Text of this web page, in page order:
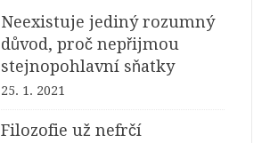
Neexistuje jediný rozumný
důvod, proč nepřijmou
stejnopohlavní sňatky
25. 1. 2021
Filozofie už nefrčí